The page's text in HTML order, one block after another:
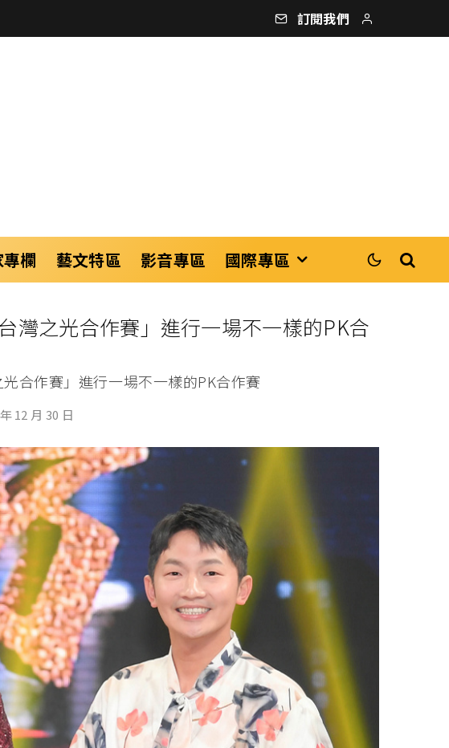
訂閱我們
欄 藝文特區 影音專區 國際專區
灣之光合作賽」進行一場不一樣的PK合
合作賽」進行一場不一樣的PK合作賽
12 月 30 日